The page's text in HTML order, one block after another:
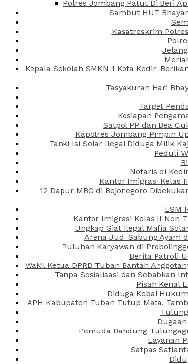
Polres Jombang Patut Di Beri
Sambut HUT
Kasatreskrim
Kepala Sekolah SMKN 1 Kota Kediri
Tasyakuran Hari
Target
Kesiapan
Satpol PP dan Bea
Kapolres Jombang Pimpin
Tanki Isi Solar Ilegal Diduga Milik
Peduli
Notaris di
Kantor Imigrasi Kelas
12 Dapur MBG di Bojonegoro
LSM
Kantor Imigrasi Kelas II Non
Ungkap Giat Ilegal Mafia
Arena Judi Sabung Ayam
Puluhan Karyawan di
Berita Patroli
Wakil Ketua DPRD Tuban Bantah
Tanpa Sosialisasi dan Sebabkan
Pisah Kenal
Diduga Kebal
APH Kabupaten Tuban Tutup Mata,
Pemuda Bandung
Layanan
Satpas